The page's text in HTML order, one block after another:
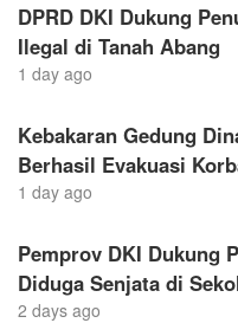
DPRD DKI Dukung
Ilegal di Tanah Abang
1 day ago
Kebakaran Gedung
Berhasil Evakuasi
1 day ago
Pemprov DKI Dukung
Diduga Senjata di
2 days ago